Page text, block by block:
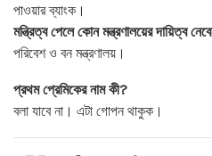
পাওয়ার ব্যাংক।
মন্ত্রিত্ব পেলে কোন মন্ত্রণালয়ের দায়িত্ব
পরিবেশ ও বন মন্ত্রণালয়।
প্রথম প্রেমিকের নাম কী?
বলা যাবে না। এটা গোপন থাকুক।